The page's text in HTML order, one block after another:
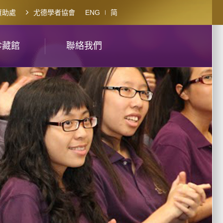
助處 尤德學者協會 ENG 简
館 聯絡我們